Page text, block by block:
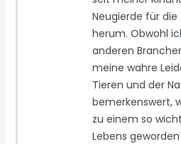
Neugierde für
herum. Obwohl
anderen
meine wahre
Tieren und der
bemerkenswert,
zu einem so
Lebens geworden